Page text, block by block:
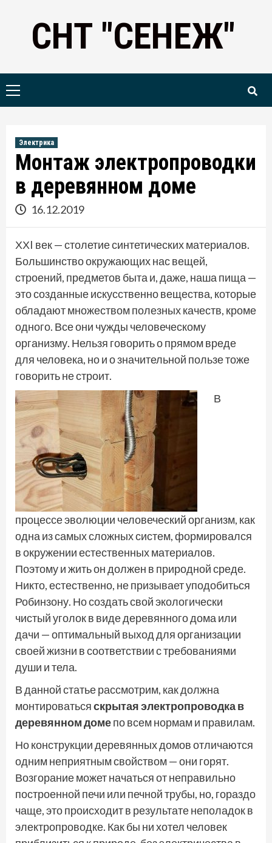
contentСНТ "СЕНЕЖ"
Primary
Электрика
Монтаж электропроводки
в деревянном доме
16.12.2019
ХХI век — столетие синтетических материалов.
Большинство окружающих нас вещей,
строений, предметов быта и, даже, наша пища —
это созданные искусственно вещества, которые
обладают множеством полезных качеств, кроме
одного. Все они чужды человеческому
организму. Нельзя говорить о прямом вреде
для человека, но и о значительной пользе тоже
говорить не строит.
В
процессе эволюции человеческий организм, как
одна из самых сложных систем, формировался
в окружении естественных материалов.
Поэтому и жить он должен в природной среде.
Никто, естественно, не призывает уподобиться
Робинзону. Но создать свой экологически
чистый уголок в виде деревянного дома или
дачи — оптимальный выход для организации
своей жизни в соответствии с требованиями
души и тела.
В данной статье рассмотрим, как должна
монтироватьсяскрытая электропроводка в
деревянном домепо всем нормам и правилам.
Но конструкции деревянных домов отличаются
одним неприятным свойством — они горят.
Возгорание может начаться от неправильно
построенной печи или печной трубы, но, гораздо
чаще, это происходит в результате неполадок в
электропроводке. Как бы ни хотел человек